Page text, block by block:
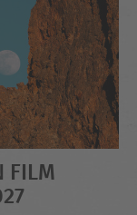
FILM